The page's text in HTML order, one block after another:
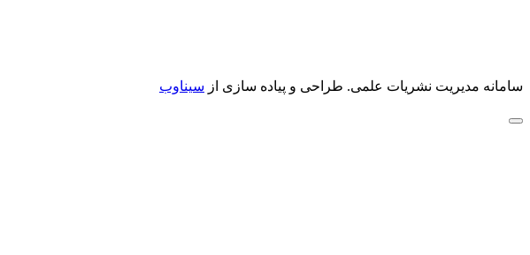
سامانه مدیریت نشریات علمی. طراحی و پیاده سازی از سیناوب